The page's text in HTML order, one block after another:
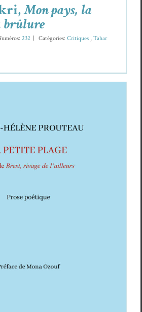
Mon pays, la
brûlure
232 Caté­gories: Cri­tiques , Tahar